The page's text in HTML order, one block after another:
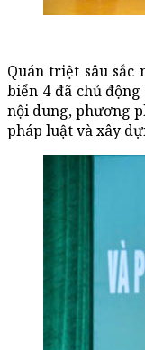
Quán triệt sâu sắc
biển 4 đã chủ
nội dung, phương
pháp luật và xây